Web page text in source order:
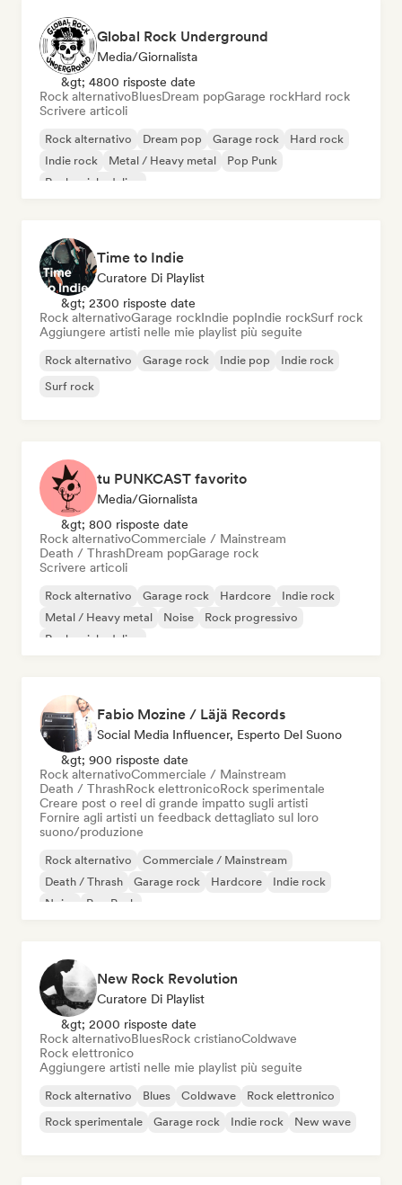
Global Rock Underground
Media/Giornalista
&gt; 4800 risposte date
Rock alternativoBluesDream popGarage rockHard rock
Scrivere articoli
Rock alternativo Dream pop Garage rock
Hard rock
Indie rock
Metal / Heavy metal
Pop Punk
Rock psichedelico
Time to Indie
Curatore Di Playlist
&gt; 2300 risposte date
Rock alternativoGarage rockIndie popIndie rockSurf rock
Aggiungere artisti nelle mie playlist più seguite
Rock alternativo Garage rock Indie pop
Indie rock
Surf rock
tu PUNKCAST favorito
Media/Giornalista
&gt; 800 risposte date
Rock alternativoCommerciale / Mainstream
Death / ThrashDream popGarage rock
Scrivere articoli
Rock alternativo Garage rock Hardcore
Indie rock
Metal / Heavy metal
Noise
Rock progressivo
Rock psichedelico
Fabio Mozine / Läjä Records
Social Media Influencer, Esperto Del Suono
&gt; 900 risposte date
Rock alternativoCommerciale / Mainstream
Death / ThrashRock elettronicoRock sperimentale
Creare post o reel di grande impatto sugli artisti
Fornire agli artisti un feedback dettagliato sul loro
suono/produzione
Rock alternativo
Commerciale / Mainstream
Death / Thrash
Garage rock Hardcore
Indie rock
Noise
Pop Punk
New Rock Revolution
Curatore Di Playlist
&gt; 2000 risposte date
Rock alternativoBluesRock cristianoColdwave
Rock elettronico
Aggiungere artisti nelle mie playlist più seguite
Rock alternativo Blues Coldwave
Rock elettronico
Rock sperimentale
Garage rock Indie rock New wave